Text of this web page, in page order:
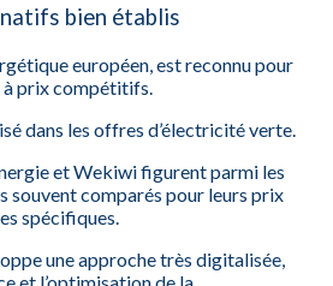
bien établis
européen, est reconnu pour
prix compétitifs.
dans les offres d’électricité verte.
et Wekiwi figurent parmi les
souvent comparés pour leurs prix
spécifiques.
une approche très digitalisée,